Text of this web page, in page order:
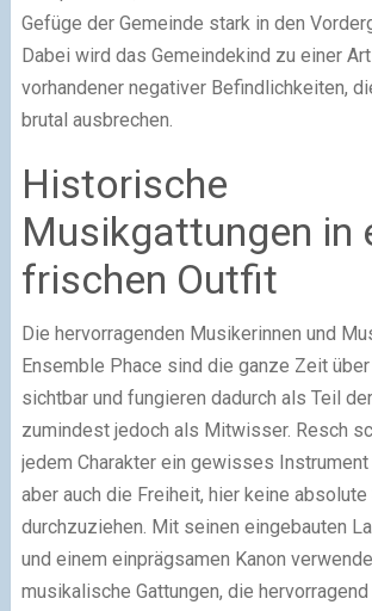
Gefüge der Gemeinde stark in den
Dabei wird das Gemeindekind zu einer
vorhandener negativer Befindlichkeiten,
brutal ausbrechen.
Historische
Musikgattungen in
frischen Outfit
Die hervorragenden Musikerinnen und
Ensemble Phace sind die ganze Zeit
sichtbar und fungieren dadurch als Teil
zumindest jedoch als Mitwisser. Resch
jedem Charakter ein gewisses
aber auch die Freiheit, hier keine
durchzuziehen. Mit seinen eingebauten
und einem einprägsamen Kanon
musikalische Gattungen, die